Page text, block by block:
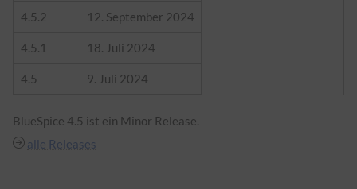
4.5.2 12. September 2024
4.5.1 18. Juli 2024
4.5 9. Juli 2024
BlueSpice 4.5 ist ein Minor Release.
alle Releases